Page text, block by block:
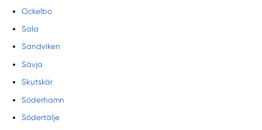
Ockelbo
Sala
Sandviken
Sävja
Skutskär
Söderhamn
Södertälje